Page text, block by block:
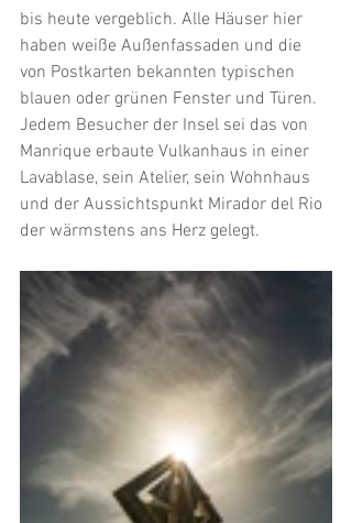
bis heute vergeblich. Alle Häuser hier
haben weiße Außenfassaden und die
von Postkarten bekannten typischen
blauen oder grünen Fenster und Türen.
Jedem Besucher der Insel sei das von
Manrique erbaute Vulkanhaus in einer
Lavablase, sein Atelier, sein Wohnhaus
und der Aussichtspunkt Mirador del Rio
der wärmstens ans Herz gelegt.